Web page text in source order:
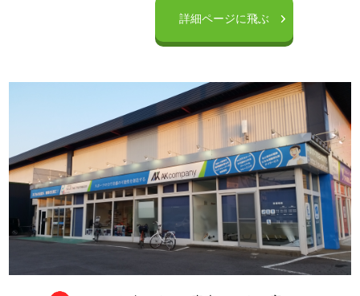
詳細ページに飛ぶ